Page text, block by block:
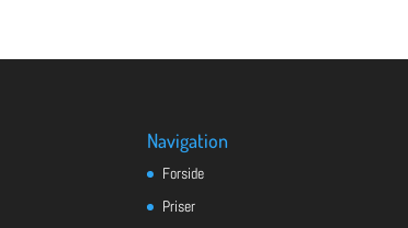
Navigation
Forside
Priser